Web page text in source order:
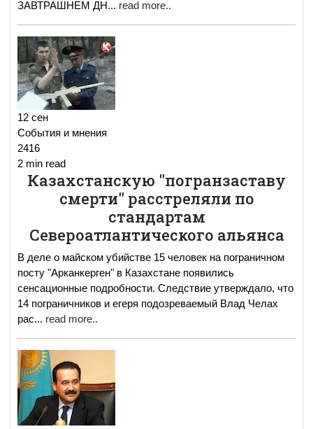
ЗАВТРАШНЕМ ДН... read more..
12 сен
События и мнения
2416
2 min read
Казахстанскую "погранзаставу
смерти" расстреляли по
стандартам
Североатлантического альянса
В деле о майском убийстве 15 человек на пограничном
посту "Арканкерген" в Казахстане появились
сенсационные подробности. Следствие утверждало, что
14 пограничников и егеря подозреваемый Влад Челах
рас... read more..